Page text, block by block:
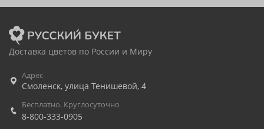
Доставка цветов по России и Миру
Адрес
Смоленск, улица Тенишевой, 4
Бесплатно. Круглосуточно
8-800-333-0905